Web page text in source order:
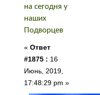
на сегодня у
наших
Подворцев
« Ответ
#1875 : 16
Июнь, 2019,
17:48:29 pm »